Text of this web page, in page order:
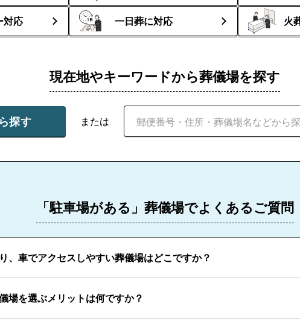
対応 一日葬に対応 火
現在地やキーワードから葬儀場を探す
探す または
「駐車場がある」葬儀場でよくあるご質問
、車でアクセスしやすい葬儀場はどこですか？
場を選ぶメリットは何ですか？